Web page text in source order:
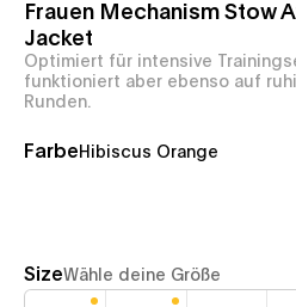
Frauen Mechanism Stow
Jacket
Optimiert für intensive
funktioniert aber ebenso auf
Runden.
Farbe Hibiscus Orange
SizeWähle deine Größe